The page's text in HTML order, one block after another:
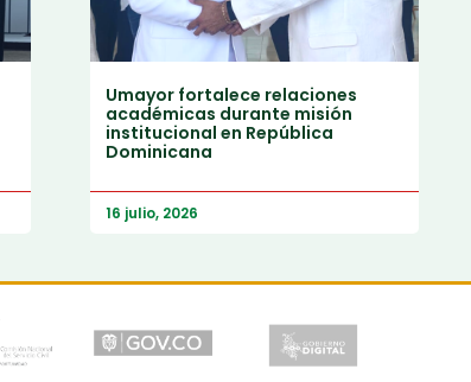
Umayor fortalece relaciones
académicas durante misión
institucional en República
Dominicana
16 julio, 2026